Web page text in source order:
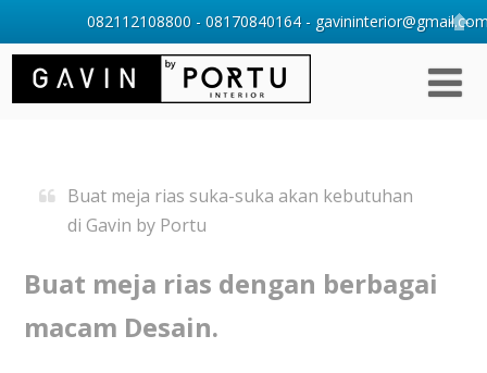
Buat meja rias suka-suka akan kebutuhan
di Gavin by Portu
Buat meja rias dengan berbagai
macam Desain.
082112108800 - 08170840164 -